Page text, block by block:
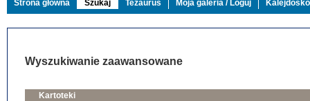
Strona główna Szukaj Tezaurus Moja galeria / Loguj
Wyszukiwanie zaawansowane
Kartoteki